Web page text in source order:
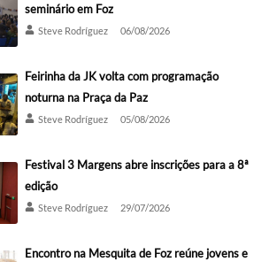
seminário em Foz
Steve Rodríguez 06/08/2026
Feirinha da JK volta com programação
noturna na Praça da Paz
Steve Rodríguez 05/08/2026
Festival 3 Margens abre inscrições para a 8ª
edição
Steve Rodríguez 29/07/2026
Encontro na Mesquita de Foz reúne jovens e